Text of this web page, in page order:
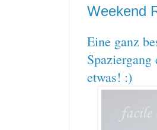
Weekend
Eine ganz
etwas! :)